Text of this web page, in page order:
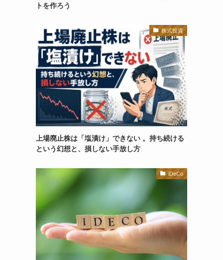
トを作ろう
株式投資
上場廃止株は「塩漬け」できない 。持ち続ける
という幻想と、損しない手放し方
iDeCo